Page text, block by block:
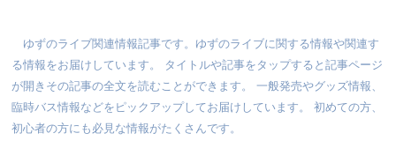
ゆずのライブ関連情報記事です。ゆずのライブに関する情報や関連す
る情報をお届けしています。 タイトルや記事をタップすると記事ページ
が開きその記事の全文を読むことができます。 一般発売やグッズ情報、
臨時バス情報などをピックアップしてお届けしています。 初めての方、
初心者の方にも必見な情報がたくさんです。